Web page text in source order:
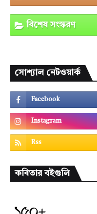
বিশেষ সংস্করণ
সোশ্যাল নেটওয়ার্ক
কবিতার বইগুলি